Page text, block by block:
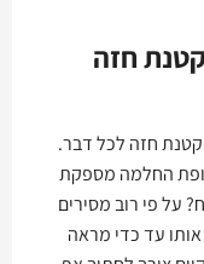
חזה
חזה לכל דבר.
החלמה מספקת
על פי רוב מסירים
עד כדי מראה